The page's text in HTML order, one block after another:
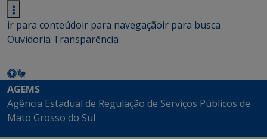
ir para conteúdoir para navegaçãoir para busca
Ouvidoria Transparência
AGEMS
Agência Estadual de Regulação de Serviços Públicos de
Mato Grosso do Sul